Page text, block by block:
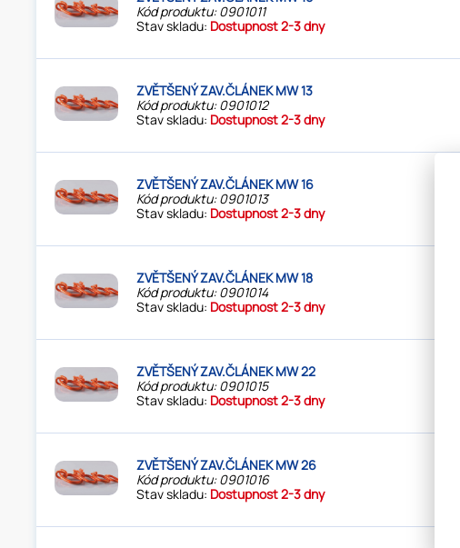
Kód produktu: 0901011
Stav skladu: Dostupnost 2-3 dny
ZVĚTŠENÝ ZAV.ČLÁNEK MW 13
Kód produktu: 0901012
Stav skladu: Dostupnost 2-3 dny
ZVĚTŠENÝ ZAV.ČLÁNEK MW 16
Kód produktu: 0901013
Stav skladu: Dostupnost 2-3 dny
ZVĚTŠENÝ ZAV.ČLÁNEK MW 18
Kód produktu: 0901014
Stav skladu: Dostupnost 2-3 dny
ZVĚTŠENÝ ZAV.ČLÁNEK MW 22
Kód produktu: 0901015
Stav skladu: Dostupnost 2-3 dny
ZVĚTŠENÝ ZAV.ČLÁNEK MW 26
Kód produktu: 0901016
Stav skladu: Dostupnost 2-3 dny